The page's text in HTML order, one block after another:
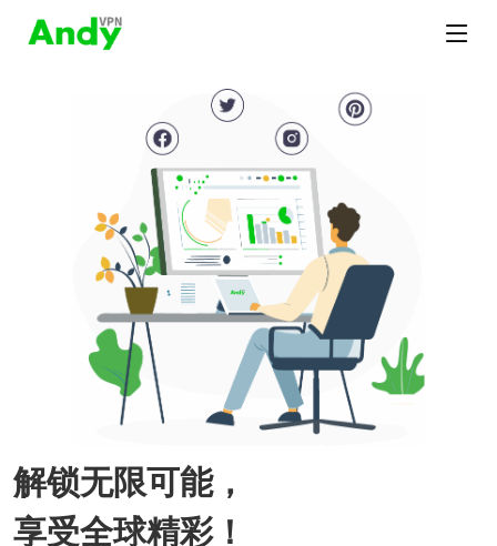
解锁无限可能，
享受全球精彩！